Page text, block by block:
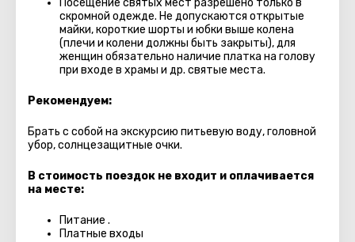
Посещение святых мест разрешено только в
скромной одежде. Не допускаются открытые
майки, короткие шорты и юбки выше колена
(плечи и колени должны быть закрыты), для
женщин обязательно наличие платка на голову
при входе в храмы и др. святые места.
Рекомендуем:
Брать с собой на экскурсию питьевую воду, головной
убор, солнцезащитные очки.
В стоимость поездок не входит и оплачивается
на месте:
Питание .
Платные входы